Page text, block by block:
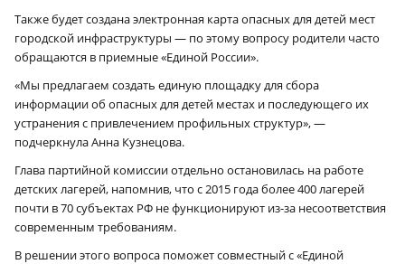
Также будет создана электронная карта опасных для детей мест
городской инфраструктуры — по этому вопросу родители часто
обращаются в приемные «Единой России».
«Мы предлагаем создать единую площадку для сбора
информации об опасных для детей местах и последующего их
устранения с привлечением профильных структур», —
подчеркнула Анна Кузнецова.
Глава партийной комиссии отдельно остановилась на работе
детских лагерей, напомнив, что с 2015 года более 400 лагерей
почти в 70 субъектах РФ не функционируют из-за несоответствия
современным требованиям.
В решении этого вопроса поможет совместный с «Единой